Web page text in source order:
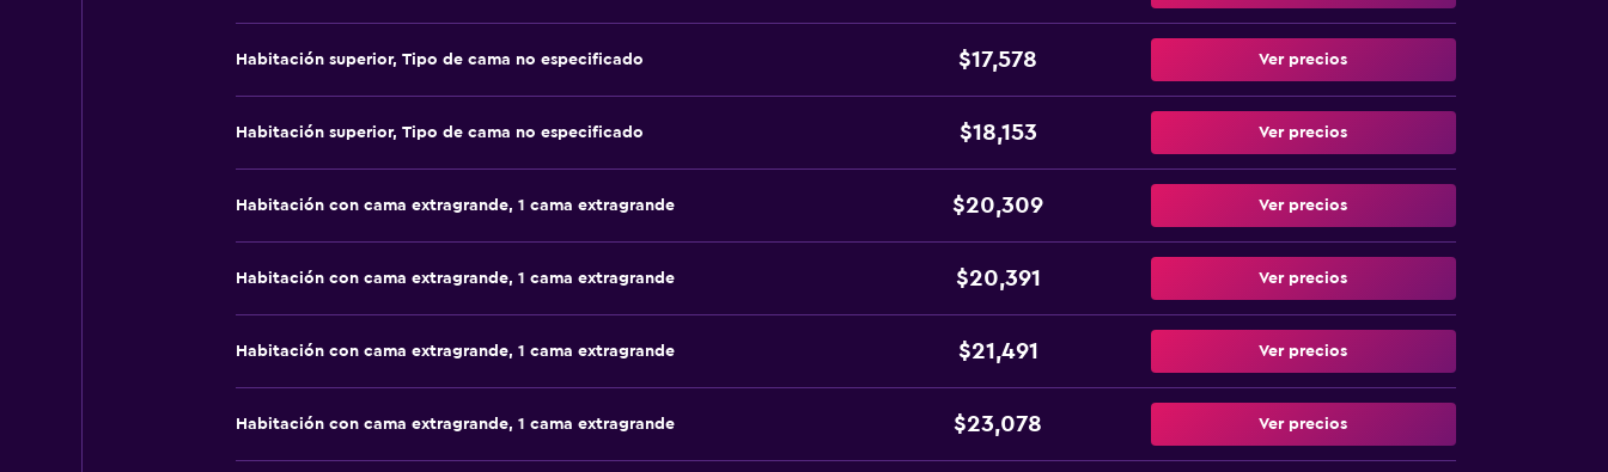
Habitación superior, Tipo de cama no especificado $17,578 Ver precios
Habitación superior, Tipo de cama no especificado $18,153 Ver precios
Habitación con cama extragrande, 1 cama extragrande $20,309 Ver precios
Habitación con cama extragrande, 1 cama extragrande $20,391 Ver precios
Habitación con cama extragrande, 1 cama extragrande $21,491 Ver precios
Habitación con cama extragrande, 1 cama extragrande $23,078 Ver precios